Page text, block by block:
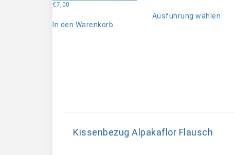
€7,00
In den Warenkorb
Ausführung wählen
der
Kissenbezug Alpakaflor Flausch